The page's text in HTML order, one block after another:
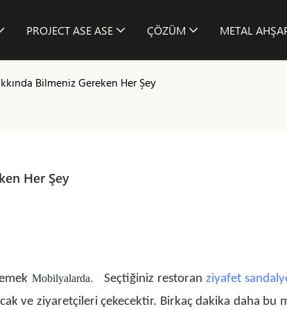
PROJECT ASE ASE ÇÖZÜM METAL
Bilmeniz Gereken Her Şey
Her Şey
Mobilyalarda. Seçtiğiniz restoranziyafet
ve ziyaretçileri çekecektir. Birkaç dakika daha bu